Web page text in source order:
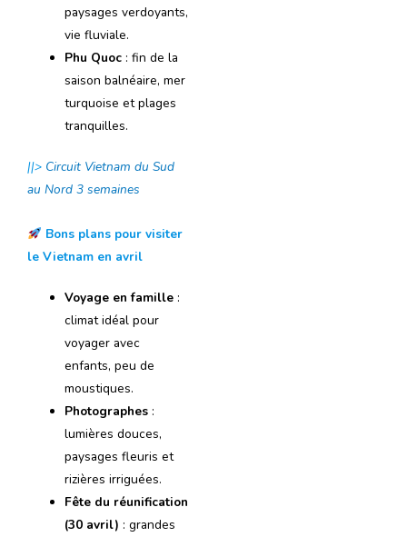
paysages verdoyants,
vie fluviale.
Phu Quoc : fin de la
saison balnéaire, mer
turquoise et plages
tranquilles.
||> Circuit Vietnam du Sud
au Nord 3 semaines
Bons plans pour visiter
le Vietnam en avril
Voyage en famille :
climat idéal pour
voyager avec
enfants, peu de
moustiques.
Photographes :
lumières douces,
paysages fleuris et
rizières irriguées.
Fête du réunification
(30 avril) : grandes